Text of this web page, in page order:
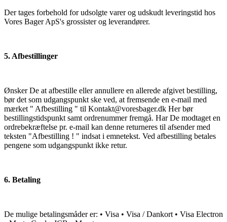
Der tages forbehold for udsolgte varer og udskudt leveringstid hos
Vores Bager ApS's grossister og leverandører.
5. Afbestillinger
Ønsker De at afbestille eller annullere en allerede afgivet bestilling,
bør det som udgangspunkt ske ved, at fremsende en e-mail med
mærket " Afbestilling " til Kontakt@voresbager.dk Her bør
bestillingstidspunkt samt ordrenummer fremgå. Har De modtaget en
ordrebekræftelse pr. e-mail kan denne returneres til afsender med
teksten "Afbestilling ! " indsat i emnetekst. Ved afbestilling betales
pengene som udgangspunkt ikke retur.
6. Betaling
De mulige betalingsmåder er: • Visa • Visa / Dankort • Visa Electron